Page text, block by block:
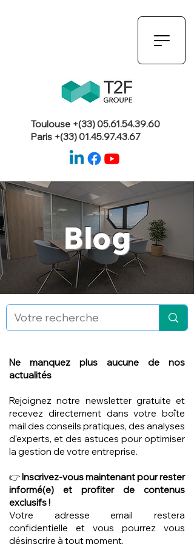
Toulouse +(33)05.61.54.39.60
Paris +(33)01.45.97.43.67
Blog
Ne manquez plus aucune de nos
actualités
Rejoignez notre newsletter gratuite et
recevez directement dans votre boîte
mail des conseils pratiques, des analyses
d'experts, et des astuces pour optimiser
la gestion de votre entreprise.
👉Inscrivez-vous maintenant pour rester
informé(e) et profiter de contenus
exclusifs !
Votre adresse email restera
confidentielle et vous pourrez vous
désinscrire à tout moment.